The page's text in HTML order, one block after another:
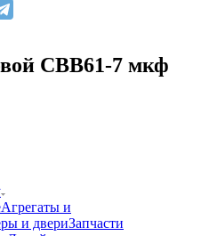
СВВ61-7 мкф
Агрегаты и
и двериЗапчасти